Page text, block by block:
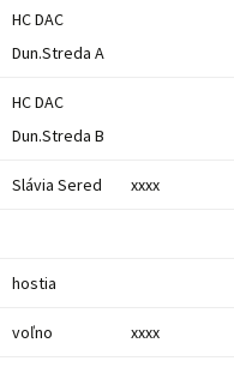
HC DAC
Dun.Streda A
HC DAC
Dun.Streda B
Slávia Sered xxxx
hostia
voľno xxxx